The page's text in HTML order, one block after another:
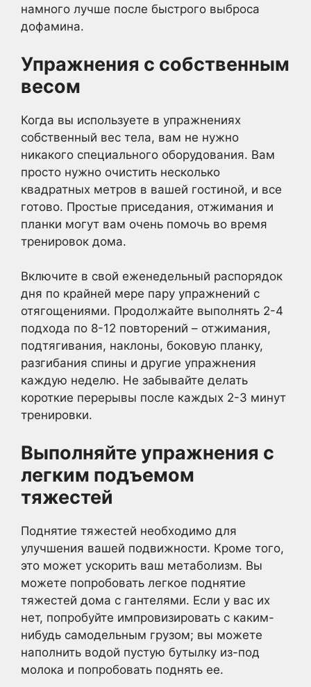
намного лучше после быстрого выброса
дофамина.
Упражнения с собственным
весом
Когда вы используете в упражнениях
собственный вес тела, вам не нужно
никакого специального оборудования. Вам
просто нужно очистить несколько
квадратных метров в вашей гостиной, и все
готово. Простые приседания, отжимания и
планки могут вам очень помочь во время
тренировок дома.
Включите в свой еженедельный распорядок
дня по крайней мере пару упражнений с
отягощениями. Продолжайте выполнять 2-4
подхода по 8-12 повторений – отжимания,
подтягивания, наклоны, боковую планку,
разгибания спины и другие упражнения
каждую неделю. Не забывайте делать
короткие перерывы после каждых 2-3 минут
тренировки.
Выполняйте упражнения с
легким подъемом
тяжестей
Поднятие тяжестей необходимо для
улучшения вашей подвижности. Кроме того,
это может ускорить ваш метаболизм. Вы
можете попробовать легкое поднятие
тяжестей дома с гантелями. Если у вас их
нет, попробуйте импровизировать с каким-
нибудь самодельным грузом; вы можете
наполнить водой пустую бутылку из-под
молока и попробовать поднять ее.